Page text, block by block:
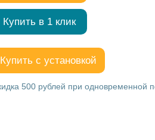
Купить в 1 клик
Купить с установкой
500 рублей при одновременной